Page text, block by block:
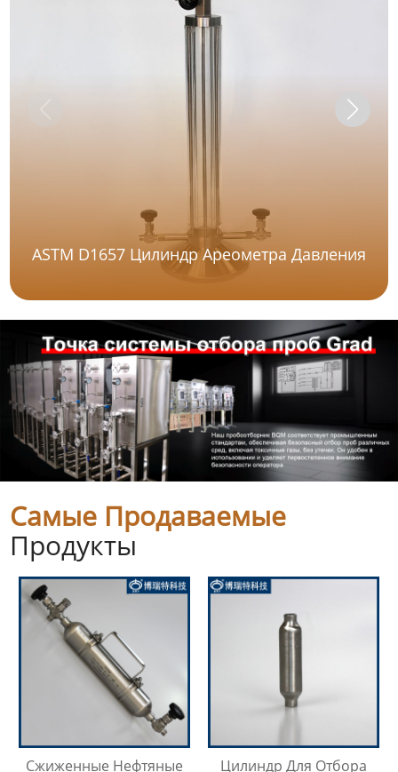
ASTM D1657 Цилиндр Ареометра Давления
Самые Продаваемые
Продукты
Сжиженные Нефтяные Цилиндр Для Отбора